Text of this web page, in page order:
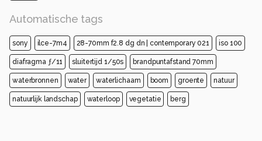
Automatische tags
sony ilce-7m4 28-70mm f2.8 dg dn | contemporary 021 iso 100
diafragma ƒ/11 sluitertijd 1/50s brandpuntafstand 70mm
waterbronnen water waterlichaam boom groente natuur
natuurlijk landschap waterloop vegetatie berg